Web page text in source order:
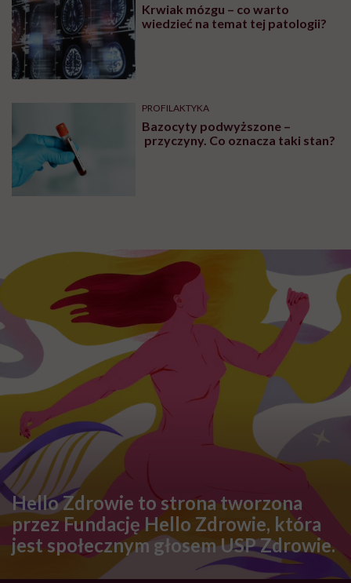
Krwiak mózgu – co warto
wiedzieć na temat tej patologii?
PROFILAKTYKA
Bazocyty podwyższone –
przyczyny. Co oznacza taki stan?
Hello Zdrowie to strona tworzona
przez Fundację Hello Zdrowie, która
jest społecznym głosem USP Zdrowie.